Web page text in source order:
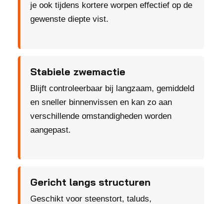
je ook tijdens kortere worpen effectief op de
gewenste diepte vist.
Stabiele zwemactie
Blijft controleerbaar bij langzaam, gemiddeld
en sneller binnenvissen en kan zo aan
verschillende omstandigheden worden
aangepast.
Gericht langs structuren
Geschikt voor steenstort, taluds,